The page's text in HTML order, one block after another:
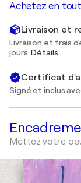
Achetez en
Livraison et
Livraison et frais
jours.Détails
Certificat
Signé et inclus
Mettez votre